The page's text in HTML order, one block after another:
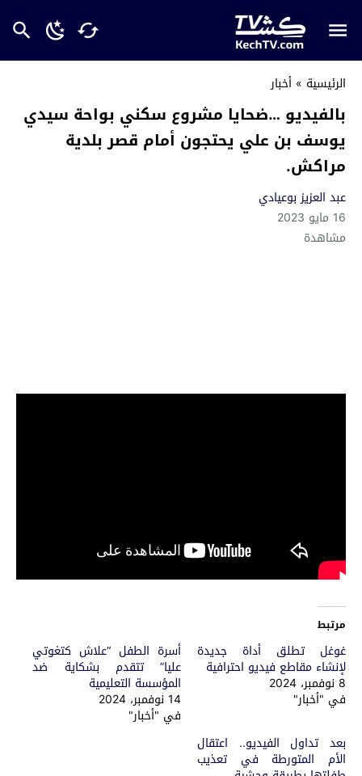
الرئيسية » أخبار
بالفيديو …ضحايا مشروع سكني بواحة سيدي
يوسف بن علي يحتجون أمام قصر بلدية
مراكش.
عبد العزيز بوعيادي
16 مايو 2023
مشاهدة
مرتبط
غوغل تطلق أداة جديدة
لإنشاء مقاطع فيديو احترافية
8 نوفمبر، 2024
في "أخبار"
أسرة الطفل “علاش كتغوتي
عليا” تتقدم بشكاية ضد
المؤسسة التعليمية
14 نوفمبر، 2024
في "أخبار"
بعد تداول الفيديو.. اعتقال
الأم المتورطة في تعذيب